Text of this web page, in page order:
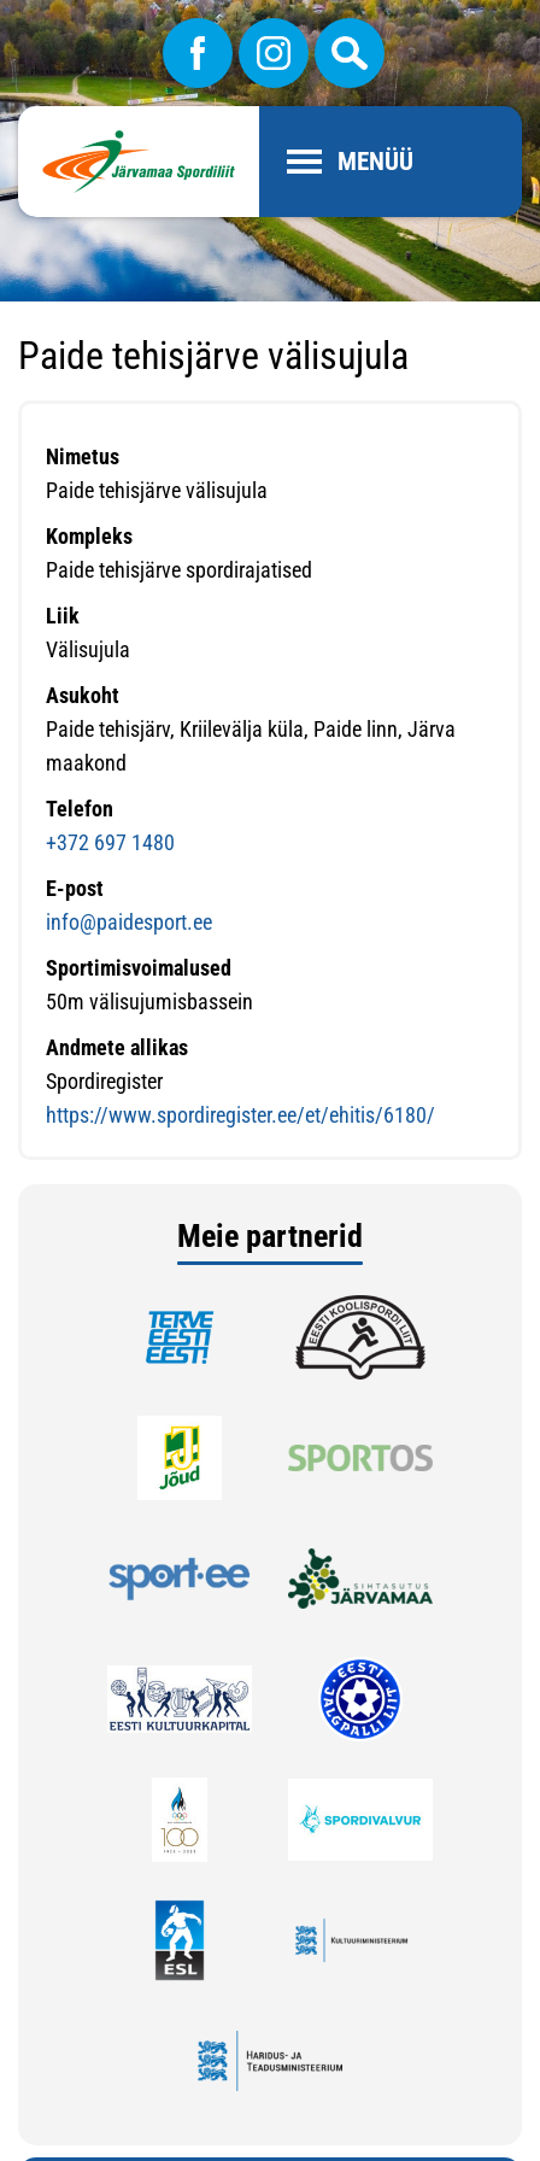
MENÜÜ
Paide tehisjärve välisujula
Nimetus
Paide tehisjärve välisujula
Kompleks
Paide tehisjärve spordirajatised
Liik
Välisujula
Asukoht
Paide tehisjärv, Kriilevälja küla, Paide linn, Järva
maakond
Telefon
+372 697 1480
E-post
info@paidesport.ee
Sportimisvoimalused
50m välisujumisbassein
Andmete allikas
Spordiregister
https://www.spordiregister.ee/et/ehitis/6180/
Meie partnerid